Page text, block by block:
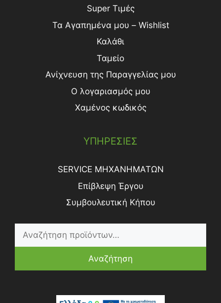
Super Τιμές
Τα Αγαπημένα μου – Wishlist
Καλάθι
Ταμείο
Ανίχνευση της Παραγγελίας μου
Ο λογαριασμός μου
Χαμένος κωδικός
ΥΠΗΡΕΣΙΕΣ
SERVICE ΜΗΧΑΝΗΜΑΤΩΝ
Επίβλεψη Έργου
Συμβουλευτική Κήπου
Αναζήτηση